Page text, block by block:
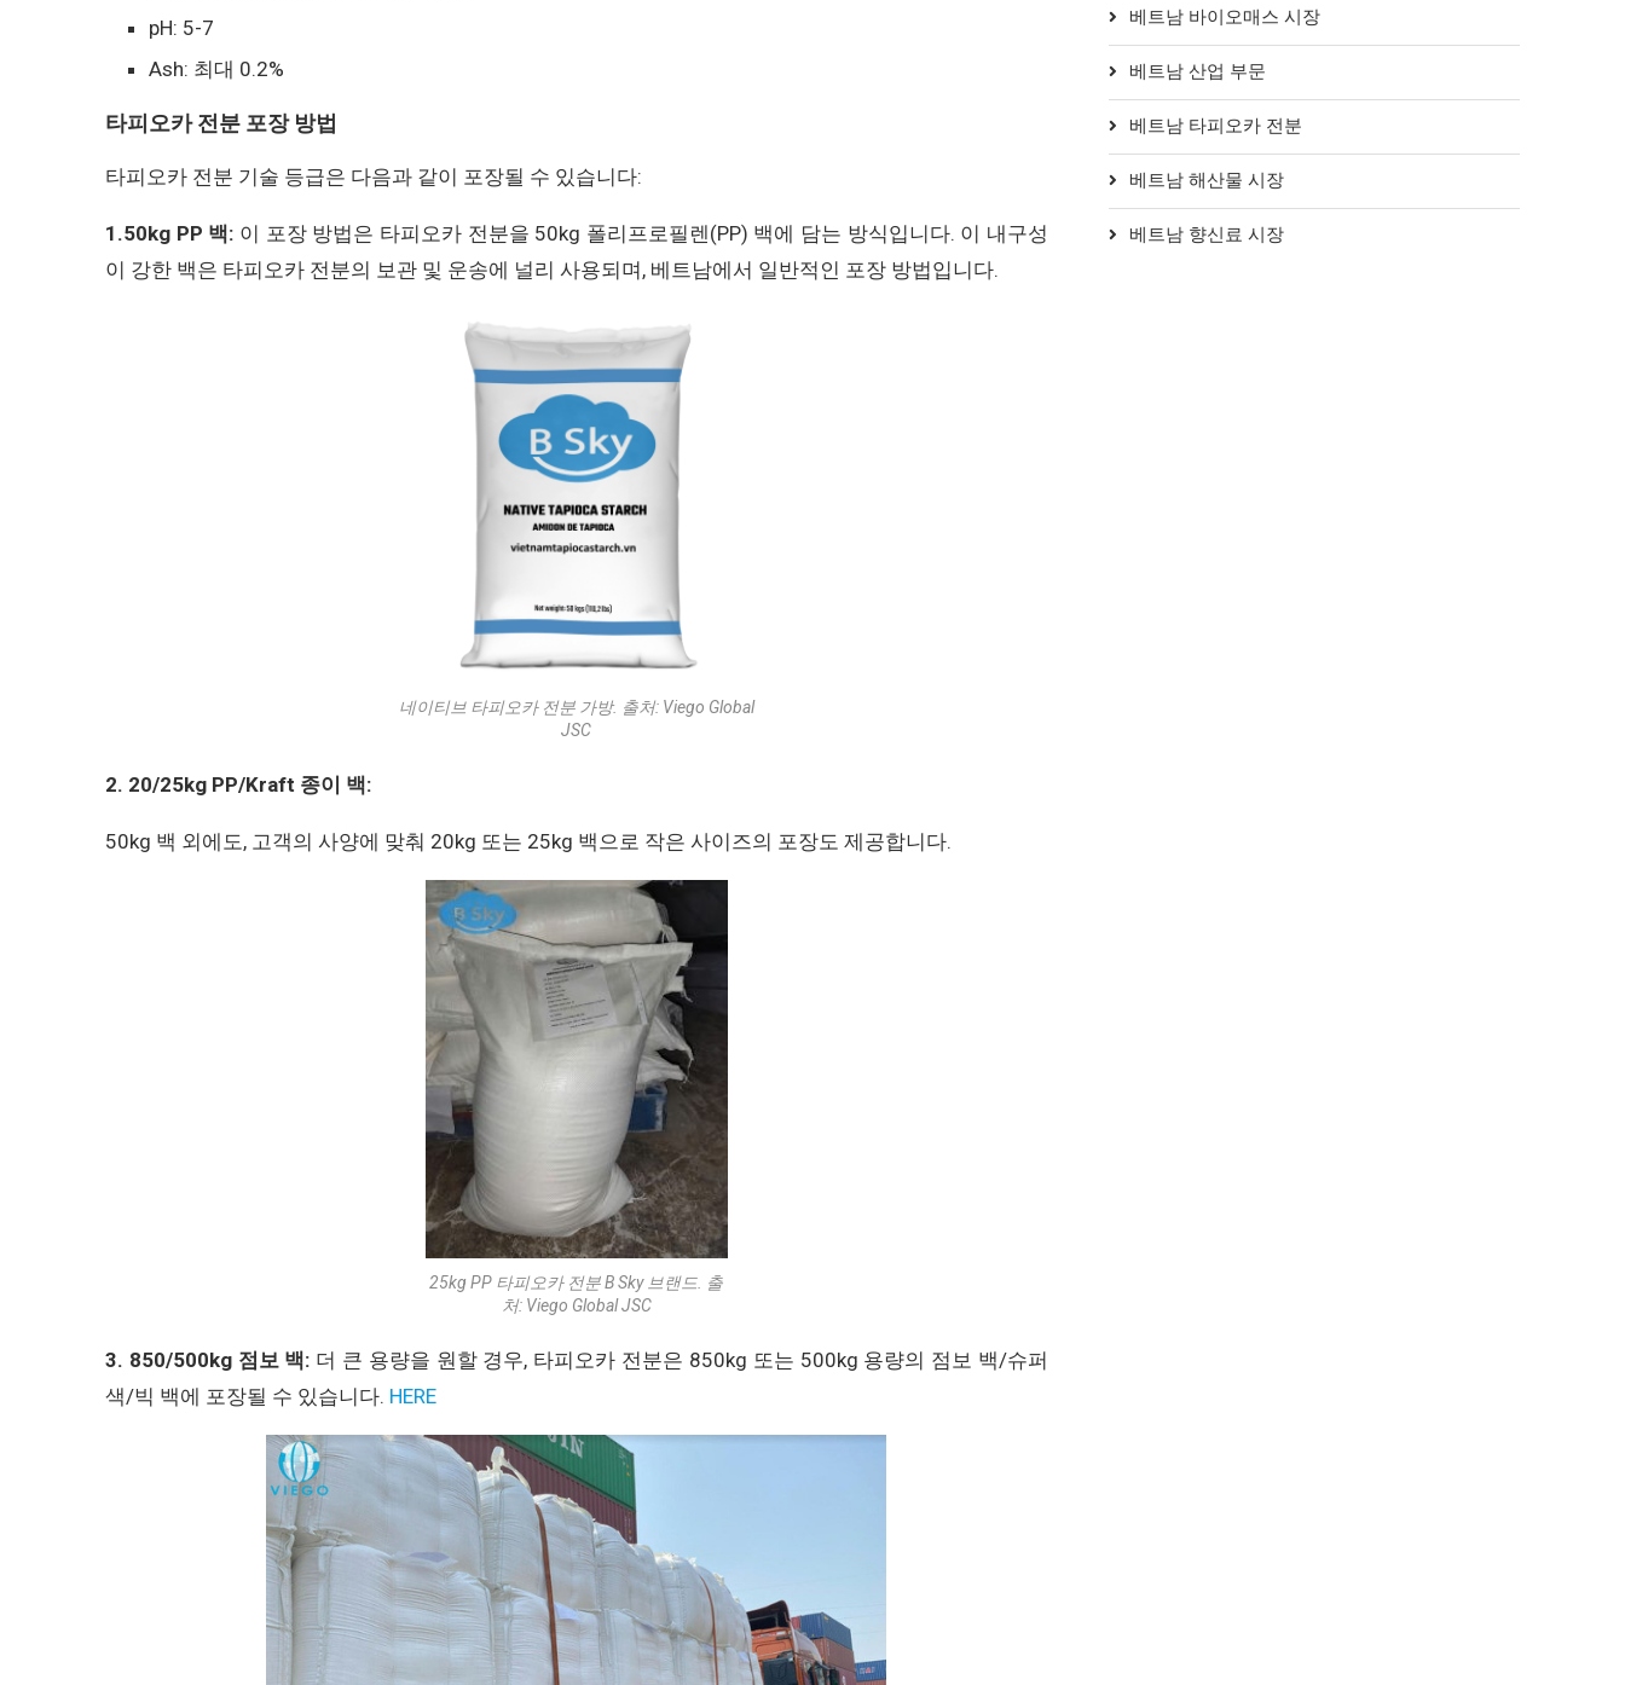
pH: 5-7
Ash: 최대 0.2%
타피오카 전분 포장 방법
타피오카 전분 기술 등급은 다음과 같이 포장될 수 있습니다:
1.50kg PP 백: 이 포장 방법은 타피오카 전분을 50kg 폴리프로필렌(PP) 백에 담는 방식입니다. 이 내구성
이 강한 백은 타피오카 전분의 보관 및 운송에 널리 사용되며, 베트남에서 일반적인 포장 방법입니다.
네이티브 타피오카 전분 가방. 출처: Viego Global
JSC
2. 20/25kg PP/Kraft 종이 백:
50kg 백 외에도, 고객의 사양에 맞춰 20kg 또는 25kg 백으로 작은 사이즈의 포장도 제공합니다.
25kg PP 타피오카 전분 B Sky 브랜드. 출
처: Viego Global JSC
3. 850/500kg 점보 백: 더 큰 용량을 원할 경우, 타피오카 전분은 850kg 또는 500kg 용량의 점보 백/슈퍼
색/빅 백에 포장될 수 있습니다. HERE
베트남 바이오매스 시장
베트남 산업 부문
베트남 타피오카 전분
베트남 해산물 시장
베트남 향신료 시장